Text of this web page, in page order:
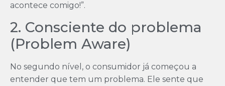
acontece comigo!”.
2. Consciente do problema
(Problem Aware)
No segundo nível, o consumidor já começou a
entender que tem um problema. Ele sente que